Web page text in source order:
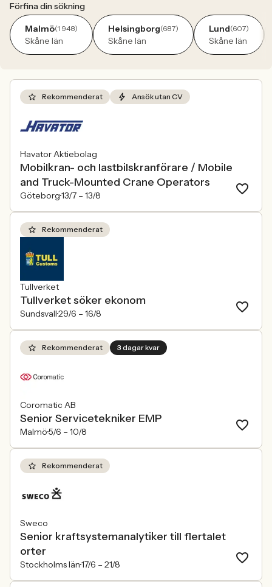
Förfina din sökning
Malmö(1 948)
Skåne län
Helsingborg(687)
Skåne län
Lund(607)
Skåne län
Rekommenderat Ansök utan CV
Havator Aktiebolag
Mobilkran- och lastbilskranförare / Mobile
and Truck-Mounted Crane Operators
Göteborg13/7 – 13/8
Rekommenderat
Tullverket
Tullverket söker ekonom
Sundsvall29/6 – 16/8
Rekommenderat 3 dagar kvar
Coromatic AB
Senior Servicetekniker EMP
Malmö5/6 – 10/8
Rekommenderat
Sweco
Senior kraftsystemanalytiker till flertalet
orter
Stockholms län17/6 – 21/8